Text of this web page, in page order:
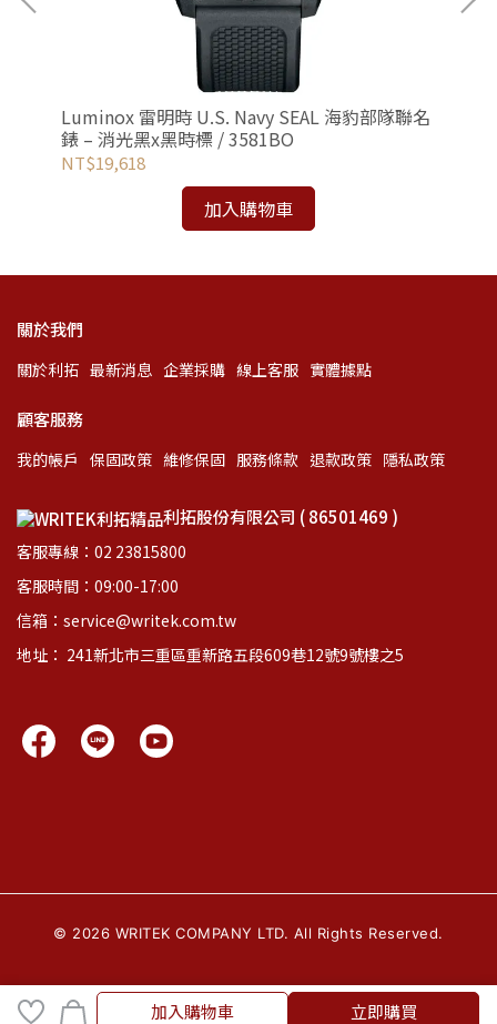
加入購物車 立即購買
Luminox 雷明時 U.S. Navy SEAL 海豹部隊聯名
錶 – 消光黑x黑時標 / 3581BO
NT$19,618
加入購物車
關於我們
關於利拓 最新消息 企業採購 線上客服 實體據點
顧客服務
我的帳戶 保固政策 維修保固 服務條款 退款政策 隱私政策
利拓股份有限公司 ( 86501469 )
客服專線：02 23815800
客服時間：09:00-17:00
信箱：service@writek.com.tw
地址： 241新北市三重區重新路五段609巷12號9號樓之5
© 2026 WRITEK COMPANY LTD. All Rights Reserved.